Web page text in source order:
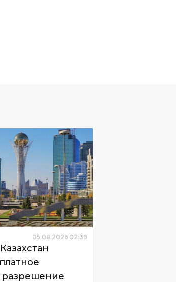
05 .08 .2026 02:39
и порядок его
раскрываются —
находится на